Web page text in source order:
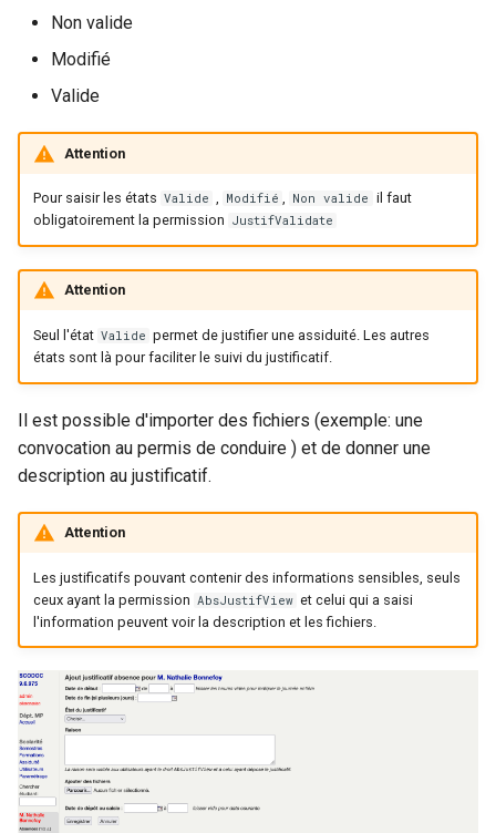
Non valide
Modifié
Valide
Attention
Pour saisir les états Valide , Modifié , Non valide il faut
obligatoirement la permission JustifValidate
Attention
Seul l'état Valide permet de justifier une assiduité. Les autres
états sont là pour faciliter le suivi du justificatif.
Il est possible d'importer des fichiers (exemple: une
convocation au permis de conduire ) et de donner une
description au justificatif.
Attention
Les justificatifs pouvant contenir des informations sensibles, seuls
ceux ayant la permission AbsJustifView et celui qui a saisi
l'information peuvent voir la description et les fichiers.